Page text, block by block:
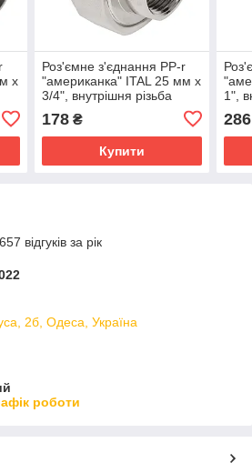
х
Роз'ємне з'єднання PP-r
"американка" ITAL 25 мм х
3/4", внутрішня різьба
178₴
Купити
1",
286
відгуків за рік
2б, Одеса, Україна
роботи